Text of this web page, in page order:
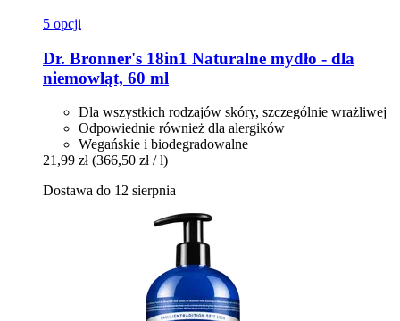
5 opcji
Dr. Bronner's 18in1 Naturalne mydło -​ dla
niemowląt, 60 ml
Dla wszystkich rodzajów skóry, szczególnie wrażliwej
Odpowiednie również dla alergików
Wegańskie i biodegradowalne
21,99 zł (366,50 zł / l)
Dostawa do 12 sierpnia